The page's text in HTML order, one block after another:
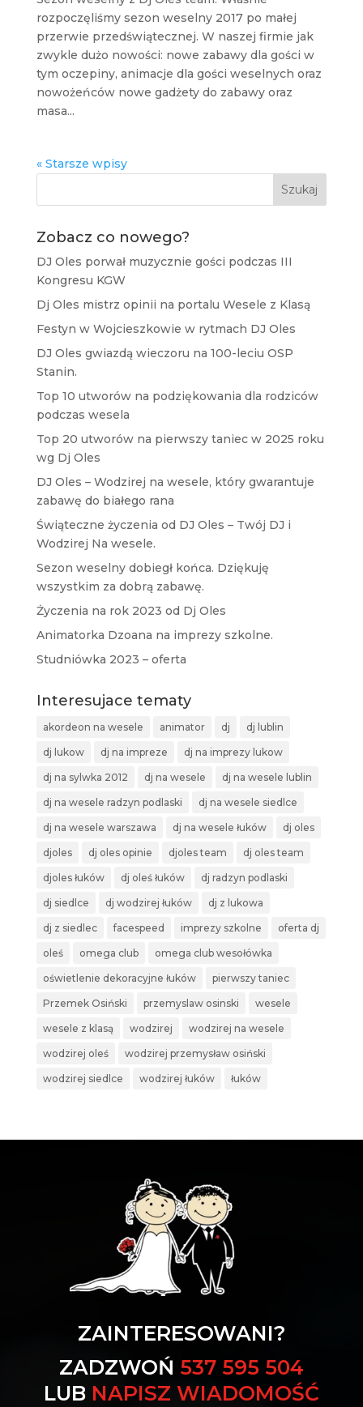
rozpoczęliśmy sezon weselny 2017 po małej
przerwie przedświątecznej. W naszej firmie jak
zwykle dużo nowości: nowe zabawy dla gości w
tym oczepiny, animacje dla gości weselnych oraz
nowożeńców nowe gadżety do zabawy oraz
masa...
« Starsze wpisy
Szukaj
Zobacz co nowego?
DJ Oles porwał muzycznie gości podczas III
Kongresu KGW
Dj Oles mistrz opinii na portalu Wesele z Klasą
Festyn w Wojcieszkowie w rytmach DJ Oles
DJ Oles gwiazdą wieczoru na 100-leciu OSP
Stanin.
Top 10 utworów na podziękowania dla rodziców
podczas wesela
Top 20 utworów na pierwszy taniec w 2025 roku
wg Dj Oles
DJ Oles – Wodzirej na wesele, który gwarantuje
zabawę do białego rana
Świąteczne życzenia od DJ Oles – Twój DJ i
Wodzirej Na wesele.
Sezon weselny dobiegł końca. Dziękuję
wszystkim za dobrą zabawę.
Życzenia na rok 2023 od Dj Oles
Animatorka Dzoana na imprezy szkolne.
Studniówka 2023 – oferta
Interesujace tematy
akordeon na wesele animator dj dj lublin
dj lukow dj na impreze dj na imprezy lukow
dj na sylwka 2012 dj na wesele dj na wesele lublin
dj na wesele radzyn podlaski dj na wesele siedlce
dj na wesele warszawa dj na wesele łuków dj oles
djoles dj oles opinie djoles team dj oles team
djoles łuków dj oleś łuków dj radzyn podlaski
dj siedlce dj wodzirej łuków dj z lukowa
dj z siedlec facespeed imprezy szkolne oferta dj
oleś omega club omega club wesołówka
oświetlenie dekoracyjne łuków pierwszy taniec
Przemek Osiński przemyslaw osinski wesele
wesele z klasą wodzirej wodzirej na wesele
wodzirej oleś wodzirej przemysław osiński
wodzirej siedlce wodzirej łuków łuków
ZAINTERESOWANI?
ZADZWOŃ 537 595 504
LUB NAPISZ WIADOMOŚĆ